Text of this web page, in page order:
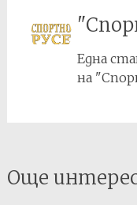
Една
на
Post
navigation
Още